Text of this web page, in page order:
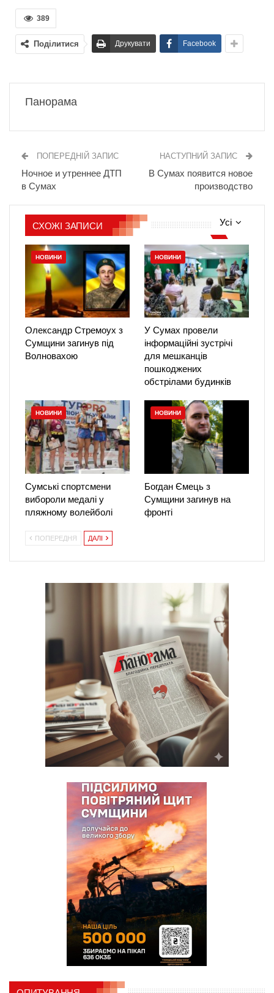
389
Поділитися Друкувати Facebook
Панорама
ПОПЕРЕДНІЙ ЗАПИС
Ночное и утреннее ДТП
в Сумах
НАСТУПНИЙ ЗАПИС
В Сумах появится новое
производство
Усі
СХОЖІ ЗАПИСИ
НОВИНИ
Олександр Стремоух з
Сумщини загинув під
Волновахою
НОВИНИ
У Сумах провели
інформаційні зустрічі
для мешканців
пошкоджених
обстрілами будинків
НОВИНИ
Сумські спортсмени
вибороли медалі у
пляжному волейболі
НОВИНИ
Богдан Ємець з
Сумщини загинув на
фронті
ПОПЕРЕДНЯ ДАЛІ